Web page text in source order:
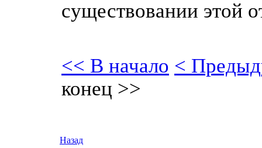
существовании этой
<< В начало <
конец >>
Назад